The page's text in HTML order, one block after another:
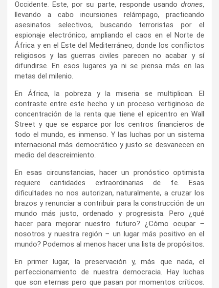
Occidente. Este, por su parte, responde usando drones,
llevando a cabo incursiones relámpago, practicando
asesinatos selectivos, buscando terroristas por el
espionaje electrónico, ampliando el caos en el Norte de
África y en el Este del Mediterráneo, donde los conflictos
religiosos y las guerras civiles parecen no acabar y sí
difundirse. En esos lugares ya ni se piensa más en las
metas del milenio.
En África, la pobreza y la miseria se multiplican. El
contraste entre este hecho y un proceso vertiginoso de
concentración de la renta que tiene el epicentro en Wall
Street y que se esparce por los centros financieros de
todo el mundo, es inmenso. Y las luchas por un sistema
internacional más democrático y justo se desvanecen en
medio del descreimiento.
En esas circunstancias, hacer un pronóstico optimista
requiere cantidades extraordinarias de fe. Esas
dificultades no nos autorizan, naturalmente, a cruzar los
brazos y renunciar a contribuir para la construcción de un
mundo más justo, ordenado y progresista. Pero ¿qué
hacer para mejorar nuestro futuro? ¿Cómo ocupar –
nosotros y nuestra región – un lugar más positivo en el
mundo? Podemos al menos hacer una lista de propósitos.
En primer lugar, la preservación y, más que nada, el
perfeccionamiento de nuestra democracia. Hay luchas
que son eternas pero que pasan por momentos críticos.